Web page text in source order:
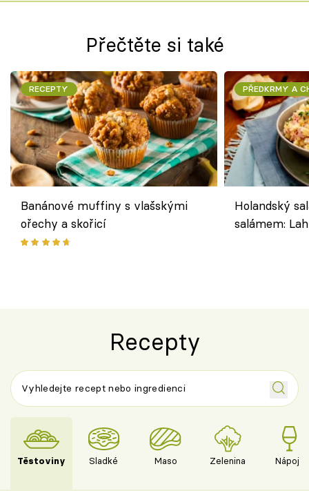
Přečtěte si také
RECEPTY
Banánové muffiny s vlašskými
ořechy a skořicí
PŘEDKRMY A
Holandský
salámem:
Recepty
Těstoviny Sladké Maso Zelenina Nápoje